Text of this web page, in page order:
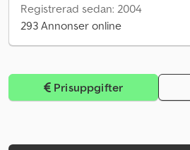
Registrerad sedan: 2004
293 Annonser online
Prisuppgifter